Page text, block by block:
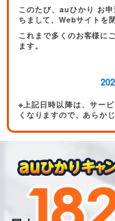
このたび、auひかり お
ちまして、Webサイトを
これまで多くのお客様に
ます。
※上記日時以降は、サー
くなりますので、あらか